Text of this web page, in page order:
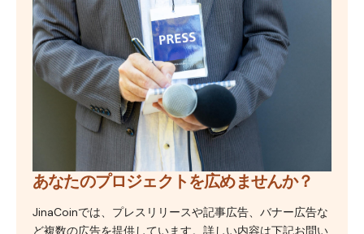
あなたのプロジェクトを広めませんか？
JinaCoinでは、プレスリリースや記事広告、バナー広告な